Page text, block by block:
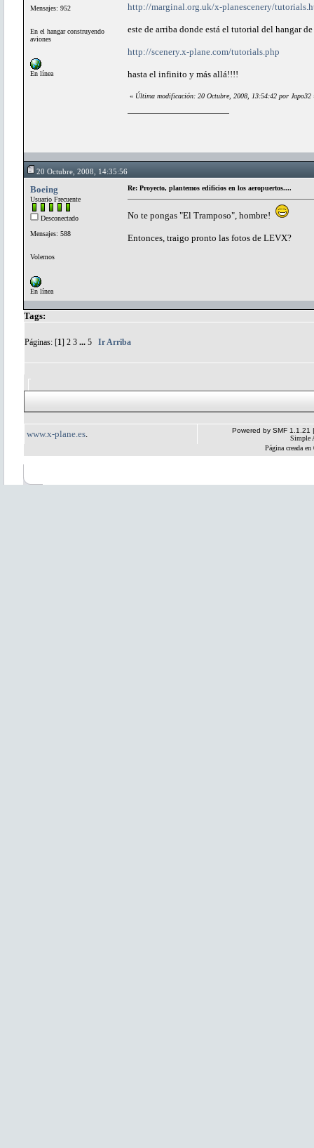
Mensajes: 952
En el hangar construyendo
aviones
En línea
http://marginal.org.uk/x-planescenery/
este de arriba donde está el tutorial del hangar
http://scenery.x-plane.com/tutorials.php
hasta el infinito y más allá!!!!
« Última modificación: 20 Octubre, 2008, 13:54:42 por Japo32
20 Octubre, 2008, 14:35:56
Boeing
Usuario Frecuente
Desconectado
Mensajes: 588
Volemos
En línea
Re: Proyecto, plantemos edificios en los aeropuertos....
No te pongas "El Tramposo", hombre!
Entonces, traigo pronto las fotos de LEVX?
Tags:
Páginas: [1] 2 3 ... 5 Ir Arriba
www.x-plane.es Powered by SMF 1.1.21
Simple
Página creada